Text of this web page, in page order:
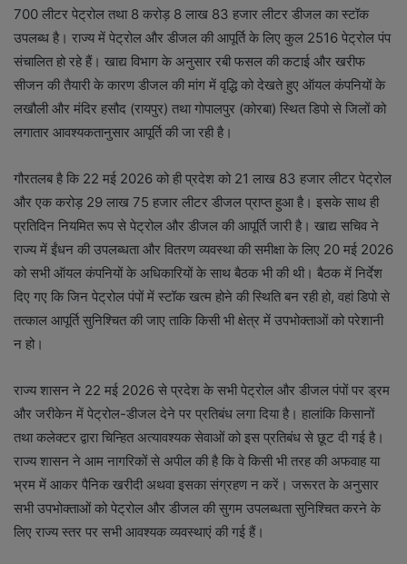
700 लीटर पेट्रोल तथा 8 करोड़ 8 लाख 83 हजार लीटर डीजल का स्टॉक
उपलब्ध है। राज्य में पेट्रोल और डीजल की आपूर्ति के लिए कुल 2516 पेट्रोल पंप
संचालित हो रहे हैं। खाद्य विभाग के अनुसार रबी फसल की कटाई और खरीफ
सीजन की तैयारी के कारण डीजल की मांग में वृद्धि को देखते हुए ऑयल कंपनियों के
लखौली और मंदिर हसौद (रायपुर) तथा गोपालपुर (कोरबा) स्थित डिपो से जिलों को
लगातार आवश्यकतानुसार आपूर्ति की जा रही है।
गौरतलब है कि 22 मई 2026 को ही प्रदेश को 21 लाख 83 हजार लीटर पेट्रोल
और एक करोड़ 29 लाख 75 हजार लीटर डीजल प्राप्त हुआ है। इसके साथ ही
प्रतिदिन नियमित रूप से पेट्रोल और डीजल की आपूर्ति जारी है। खाद्य सचिव ने
राज्य में ईंधन की उपलब्धता और वितरण व्यवस्था की समीक्षा के लिए 20 मई 2026
को सभी ऑयल कंपनियों के अधिकारियों के साथ बैठक भी की थी। बैठक में निर्देश
दिए गए कि जिन पेट्रोल पंपों में स्टॉक खत्म होने की स्थिति बन रही हो, वहां डिपो से
तत्काल आपूर्ति सुनिश्चित की जाए ताकि किसी भी क्षेत्र में उपभोक्ताओं को परेशानी
न हो।
राज्य शासन ने 22 मई 2026 से प्रदेश के सभी पेट्रोल और डीजल पंपों पर ड्रम
और जरीकेन में पेट्रोल-डीजल देने पर प्रतिबंध लगा दिया है। हालांकि किसानों
तथा कलेक्टर द्वारा चिन्हित अत्यावश्यक सेवाओं को इस प्रतिबंध से छूट दी गई है।
राज्य शासन ने आम नागरिकों से अपील की है कि वे किसी भी तरह की अफवाह या
भ्रम में आकर पैनिक खरीदी अथवा इसका संग्रहण न करें। जरूरत के अनुसार
सभी उपभोक्ताओं को पेट्रोल और डीजल की सुगम उपलब्धता सुनिश्चित करने के
लिए राज्य स्तर पर सभी आवश्यक व्यवस्थाएं की गई हैं।